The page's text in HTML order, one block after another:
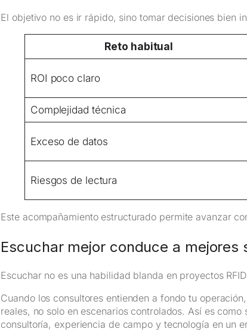
El objetivo no es ir rápido, sino tomar decisiones bien
Reto habitual
ROI poco claro
Complejidad técnica
Exceso de datos
Riesgos de lectura
Este acompañamiento estructurado permite avanzar
Escuchar mejor conduce a mejores
Escuchar no es una habilidad blanda en proyectos
Cuando los consultores entienden a fondo tu
reales, no solo en escenarios controlados. Así es
consultoría, experiencia de campo y tecnología en un